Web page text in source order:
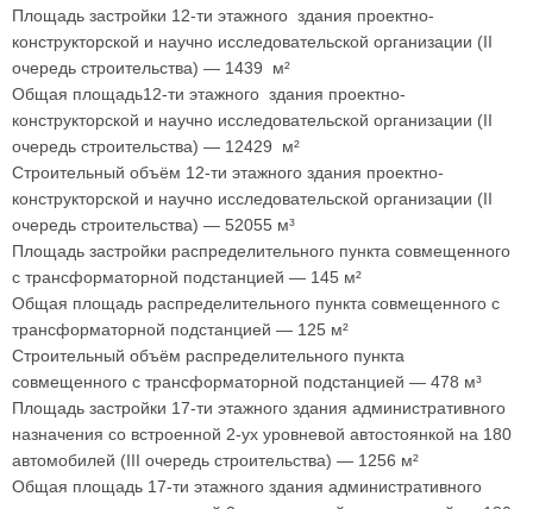
Площадь застройки 12-ти этажного здания проектно-
конструкторской и научно исследовательской организации (II
очередь строительства) — 1439 м²
Общая площадь12-ти этажного здания проектно-
конструкторской и научно исследовательской организации (II
очередь строительства) — 12429 м²
Строительный объём 12-ти этажного здания проектно-
конструкторской и научно исследовательской организации (II
очередь строительства) — 52055 м³
Площадь застройки распределительного пункта совмещенного
с трансформаторной подстанцией — 145 м²
Общая площадь распределительного пункта совмещенного с
трансформаторной подстанцией — 125 м²
Строительный объём распределительного пункта
совмещенного с трансформаторной подстанцией — 478 м³
Площадь застройки 17-ти этажного здания административного
назначения со встроенной 2-ух уровневой автостоянкой на 180
автомобилей (III очередь строительства) — 1256 м²
Общая площадь 17-ти этажного здания административного